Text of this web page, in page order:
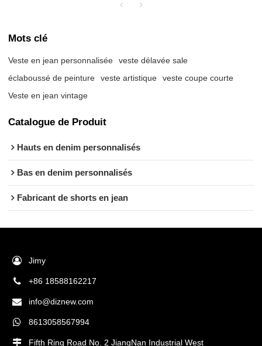
Mots clé
Veste en jean personnalisée
veste délavée sale
éclaboussé de peinture
veste artistique
veste coupe courte
Veste en jean vintage
Catalogue de Produit
Hauts en denim personnalisés
Bas en denim personnalisés
Fabricant de shorts en jean
Jimy
+86 18588162217
info@diznew.com
8613058567994
Fifth Ring Road No. 2 JiangNan Industrial West